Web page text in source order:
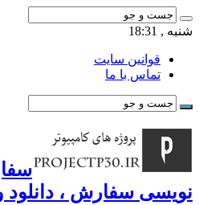
شنبه , 18:31
قوانین سایت
تماس با ما
نویسی سفارش ، دانلود